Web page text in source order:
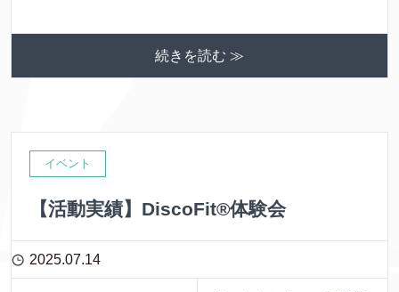
続きを読む ≫
イベント
【活動実績】DiscoFit®体験会
2025.07.14